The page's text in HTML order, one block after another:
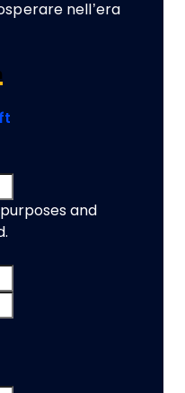
nell’era
and